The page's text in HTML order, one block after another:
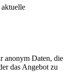
anonym Daten, die
das Angebot zu